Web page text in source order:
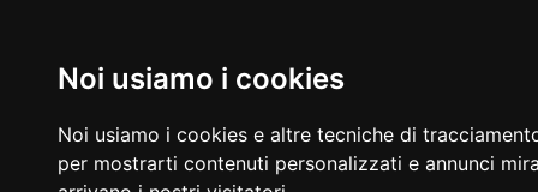
Noi usiamo i cookies
Noi usiamo i cookies e altre tecniche di
per mostrarti contenuti personalizzati e annunci